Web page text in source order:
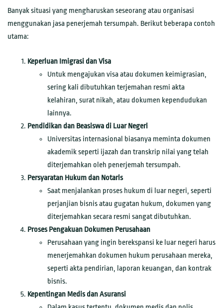
Banyak situasi yang mengharuskan seseorang atau organisasi
menggunakan jasa penerjemah tersumpah. Berikut beberapa contoh
utama:
Keperluan Imigrasi dan Visa
Untuk mengajukan visa atau dokumen keimigrasian,
sering kali dibutuhkan terjemahan resmi akta
kelahiran, surat nikah, atau dokumen kependudukan
lainnya.
Pendidikan dan Beasiswa di Luar Negeri
Universitas internasional biasanya meminta dokumen
akademik seperti ijazah dan transkrip nilai yang telah
diterjemahkan oleh penerjemah tersumpah.
Persyaratan Hukum dan Notaris
Saat menjalankan proses hukum di luar negeri, seperti
perjanjian bisnis atau gugatan hukum, dokumen yang
diterjemahkan secara resmi sangat dibutuhkan.
Proses Pengakuan Dokumen Perusahaan
Perusahaan yang ingin berekspansi ke luar negeri harus
menerjemahkan dokumen hukum perusahaan mereka,
seperti akta pendirian, laporan keuangan, dan kontrak
bisnis.
Kepentingan Medis dan Asuransi